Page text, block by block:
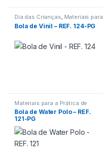
Dia das Crianças, Materiais para
a Prática de Esportes
Bola de Vinil – REF. 124-PG
Materiais para a Prática de
Esportes
Bola de Water Polo – REF.
121-PG